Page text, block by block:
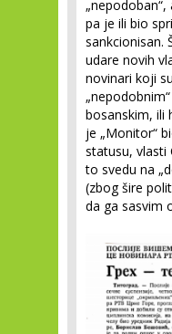
pa je ili bio
sankcionisan.
udare novih
novinari koji
bosanskim, ili
je „Monitor“
statusu, vlasti
to svedu na
(zbog šire
da ga sasvim